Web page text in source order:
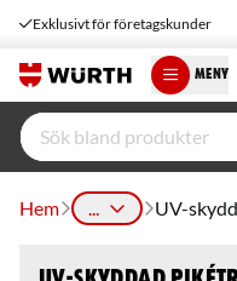
Exklusivt för företagskunder
MENY
Hem ... UV-